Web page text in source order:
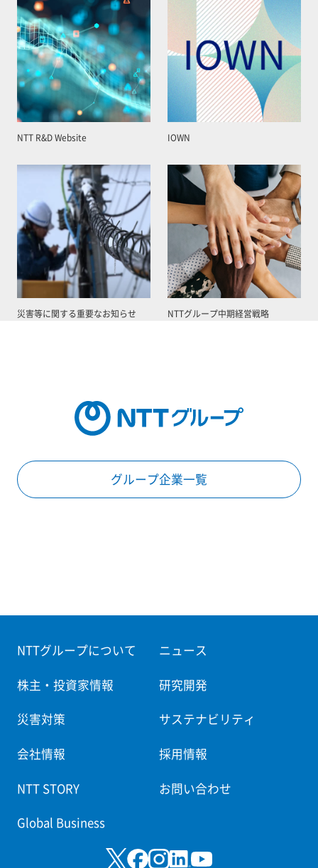
NTT R&D Website IOWN
災害等に関する重要なお知らせ NTTグループ中期経営戦略
グループ企業一覧
NTTグループについて ニュース
株主・投資家情報 研究開発
災害対策 サステナビリティ
会社情報 採用情報
NTT STORY お問い合わせ
Global Business